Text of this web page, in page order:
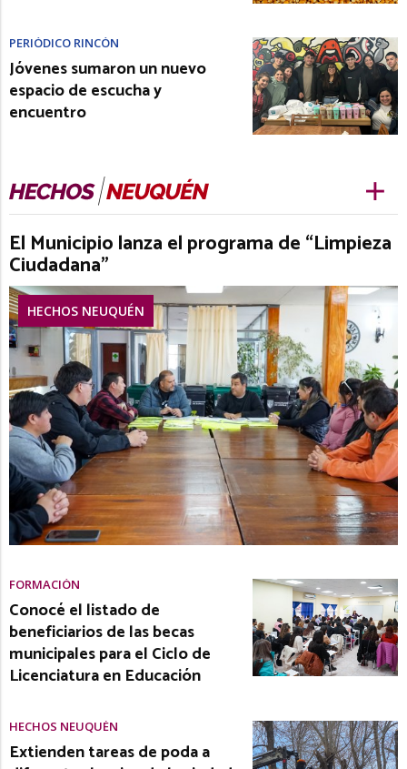
PERIÓDICO RINCÓN
Jóvenes sumaron un nuevo
espacio de escucha y
encuentro
El Municipio lanza el programa de “Limpieza
Ciudadana”
HECHOS NEUQUÉN
FORMACIÓN
Conocé el listado de
beneficiarios de las becas
municipales para el Ciclo de
Licenciatura en Educación
HECHOS NEUQUÉN
Extienden tareas de poda a